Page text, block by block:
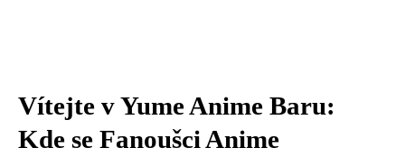
Vítejte v Yume Anime Baru:
Kde se Fanoušci Anime